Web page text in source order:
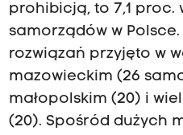
prohibicją, to 7,1 proc.
samorządów w
rozwiązań przyjęto w
mazowieckim (26
małopolskim (20) i
(20). Spośród dużych